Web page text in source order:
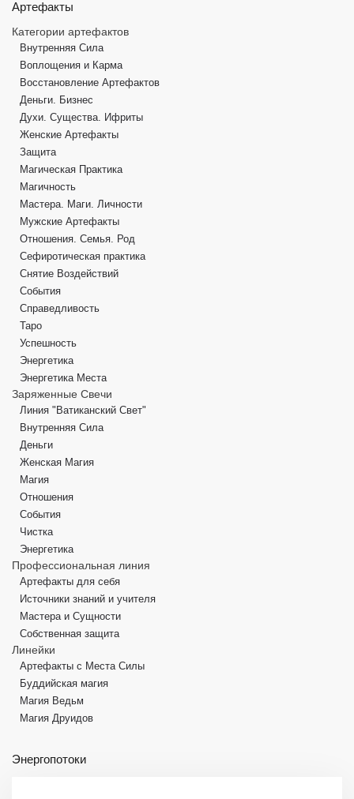
Артефакты
Категории артефактов
Внутренняя Сила
Воплощения и Карма
Восстановление Артефактов
Деньги. Бизнес
Духи. Существа. Ифриты
Женские Артефакты
Защита
Магическая Практика
Магичность
Мастера. Маги. Личности
Мужские Артефакты
Отношения. Семья. Род
Сефиротическая практика
Снятие Воздействий
События
Справедливость
Таро
Успешность
Энергетика
Энергетика Места
Заряженные Свечи
Линия "Ватиканский Свет"
Внутренняя Сила
Деньги
Женская Магия
Магия
Отношения
События
Чистка
Энергетика
Профессиональная линия
Артефакты для себя
Источники знаний и учителя
Мастера и Сущности
Собственная защита
Линейки
Артефакты с Места Силы
Буддийская магия
Магия Ведьм
Магия Друидов
Энергопотоки